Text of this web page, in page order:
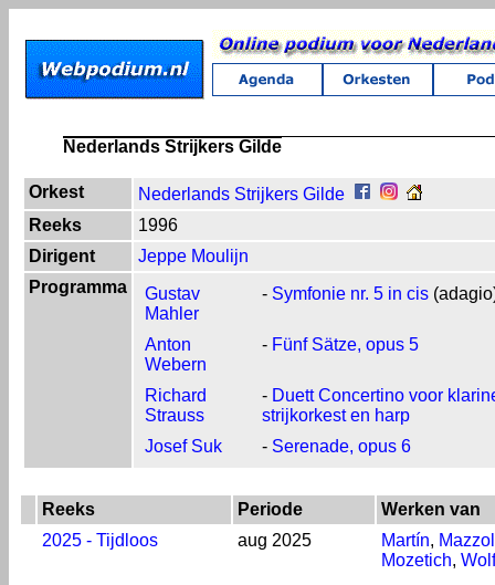
Nederlands Strijkers Gilde
Orkest
Nederlands Strijkers Gilde
Reeks
1996
Dirigent
Jeppe Moulijn
Programma
Gustav
Mahler
- Symfonie nr. 5 in cis
Anton
Webern
- Fünf Sätze, opus 5
Richard
Strauss
- Duett Concertino voor
strijkorkest en harp
Josef Suk
- Serenade, opus 6
Reeks Periode
Werken van
2025 - Tijdloos
aug 2025 Martín,
Mozetich,